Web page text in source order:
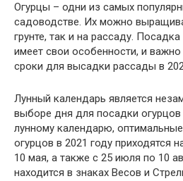
Огурцы – одни из самых
садоводстве. Их можно
грунте, так и на рассаду.
имеет свои особенности, и
сроки для высадки рассады в
Лунный календарь является
выборе дня для посадки огурцов
лунному календарю,
огурцов в 2021 году приходятся
10 мая, а также с 25 июля по 10
находится в знаках Весов и